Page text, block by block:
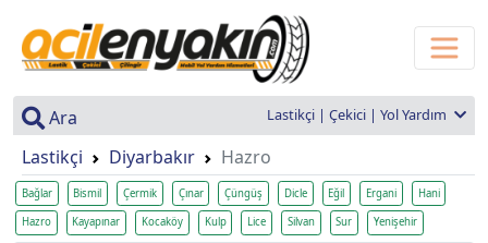
Ara Lastikçi | Çekici | Yol Yardım
Lastikçi Diyarbakır Hazro
Bağlar Bismil Çermik Çınar Çüngüş Dicle Eğil Ergani Hani
Hazro Kayapınar Kocaköy Kulp Lice Silvan Sur Yenişehir